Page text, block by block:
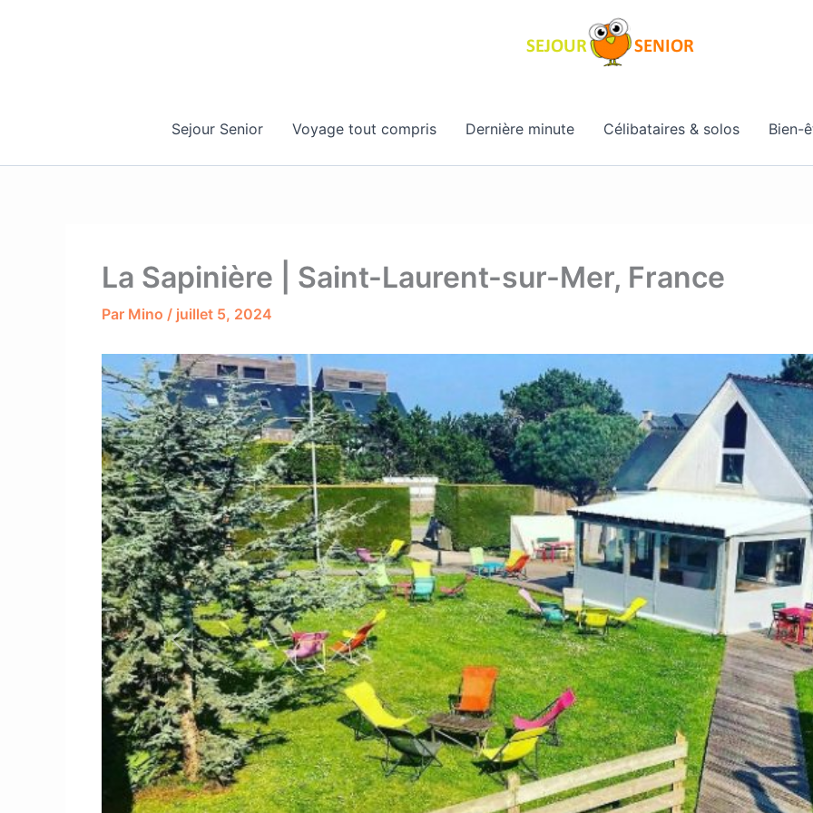
Sejour Senior Voyage tout compris Dernière minute Célibataires & solos Bien-
La Sapinière | Saint-Laurent-sur-Mer, France
Par Mino / juillet 5, 2024
Previous